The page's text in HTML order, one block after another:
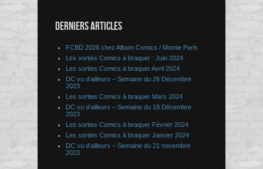
DERNIERS ARTICLES
FCBD 2026 chez Album Comics / Momie Paris
Les sorties Comics à braquer : Juin 2024
Les sorties Comics à braquer Avril 2024
DC vu d’ailleurs – Semaine du 26 Décembre
2023
Les sorties Comics à braquer Mars 2024
DC vu d’ailleurs – Semaine du 19 Décembre
2023
Les sorties Comics à braquer Février 2024
Les sorties Comics à braquer Janvier 2024
DC vu d’ailleurs – Semaine du 21 novembre
2023